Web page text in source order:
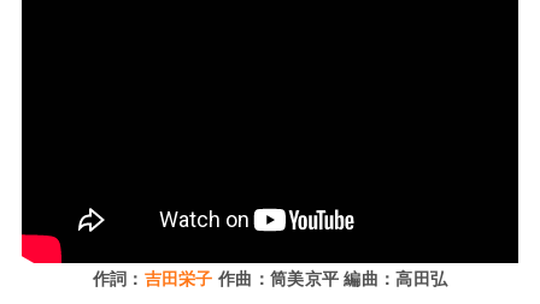
作詞： 吉田栄子 作曲：筒美京平 編曲：高田弘